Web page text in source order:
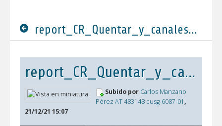
report_CR_Quentar_y_canales_2022_DEFINITIVO.pdf
report_CR_Quentar_y_canales_2022_DEFINITIVO.pdf
Subido por Carlos Manzano
Pérez AT 483148 cusg-6087-01 ,
21/12/21 15:07